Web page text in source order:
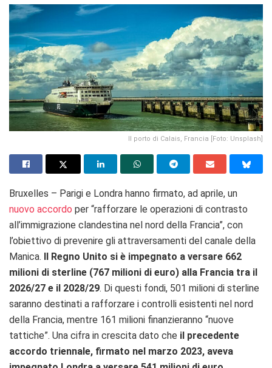
Il porto di Calais, Francia [Foto: Unsplash]
Bruxelles – Parigi e Londra hanno firmato, ad aprile, un
nuovo accordo per “rafforzare le operazioni di contrasto
all’immigrazione clandestina nel nord della Francia”, con
l’obiettivo di prevenire gli attraversamenti del canale della
Manica.
Il Regno Unito si è impegnato a versare 662
milioni di sterline (767 milioni di euro) alla Francia tra il
2026/27 e il 2028/29. Di questi fondi, 501 milioni di sterline
saranno destinati a rafforzare i controlli esistenti nel nord
della Francia, mentre 161 milioni finanzieranno “nuove
tattiche”. Una cifra in crescita dato che il precedente
accordo triennale, firmato nel marzo 2023, aveva